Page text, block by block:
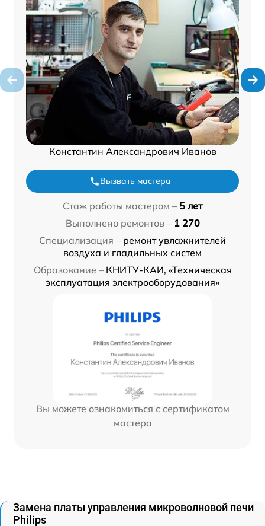
Константин Александрович Иванов
Вызвать мастера
Стаж работы мастером – 5 лет
Выполнено ремонтов – 1 270
Специализация – ремонт увлажнителей
воздуха и гладильных систем
Образование – КНИТУ-КАИ, «Техническая
эксплуатация электрооборудования»
Вы можете ознакомиться с сертификатом
мастера
Замена платы управления микроволновой печи
Philips